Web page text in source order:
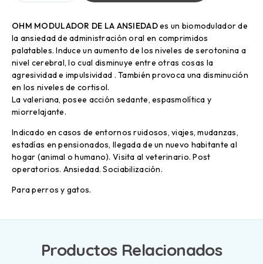
OHM MODULADOR DE LA ANSIEDADes un biomodulador de
la ansiedad de administración oral en comprimidos
palatables. Induce un aumento de los niveles de serotonina a
nivel cerebral, lo cual disminuye entre otras cosas la
agresividad e impulsividad . También provoca una disminución
en los niveles de cortisol.
La valeriana, posee acción sedante, espasmolítica y
miorrelajante.
Indicado en casos de entornos ruidosos, viajes, mudanzas,
estadías en pensionados, llegada de un nuevo habitante al
hogar (animal o humano). Visita al veterinario. Post
operatorios. Ansiedad. Sociabilización.
Para perros y gatos.
Productos Relacionados